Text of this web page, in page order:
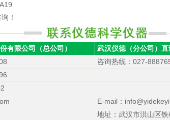
！
有限公司（总公司） 武汉仪德（分公司） 直
咨询热线 ：027-
E-mail：
地址：武汉市洪山区